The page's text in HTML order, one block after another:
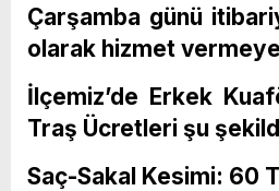
Çarşamba günü
olarak hizmet
İlçemiz’de Erkek
Traş Ücretleri şu
Saç-Sakal Kesimi: 60